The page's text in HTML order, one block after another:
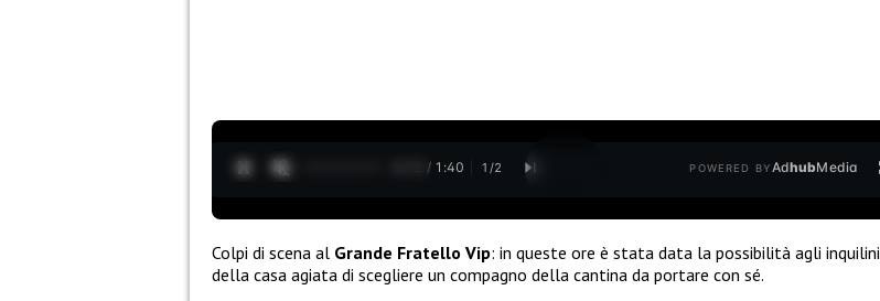
0:13 / 1:40 1 /2 POWERED BYAdhubMedia
Colpi di scena al Grande Fratello Vip: in queste ore è stata data la possibilità agli inquilini
della casa agiata di scegliere un compagno della cantina da portare con sé.